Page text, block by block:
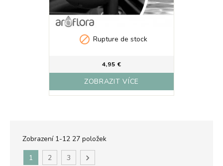
 Rupture de stock
4,95 €
ZOBRAZIT VÍCE
Zobrazení 1-12 27 položek
1
2 3 